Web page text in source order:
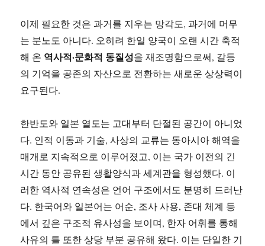
이제 필요한 것은 과거를 지우는 망각도, 과거에 머무
는 분노도 아니다. 오히려 한일 양국이 오랜 시간 축적
해 온 역사적·문화적 동질성을 재조명함으로써, 갈등
의 기억을 공존의 자산으로 전환하는 새로운 상상력이
요구된다.
한반도와 일본 열도는 고대부터 단절된 공간이 아니었
다. 인적 이동과 기술, 사상의 교류는 동아시아 해역을
매개로 지속적으로 이루어졌고, 이는 국가 이전의 긴
시간 동안 공유된 생활양식과 세계관을 형성했다. 이
러한 역사적 연속성은 언어 구조에서도 분명히 드러난
다. 한국어와 일본어는 어순, 조사 사용, 존대 체계 등
에서 깊은 구조적 유사성을 보이며, 한자 어휘를 통해
사유의 틀 또한 상당 부분 공유해 왔다. 이는 단일한 기